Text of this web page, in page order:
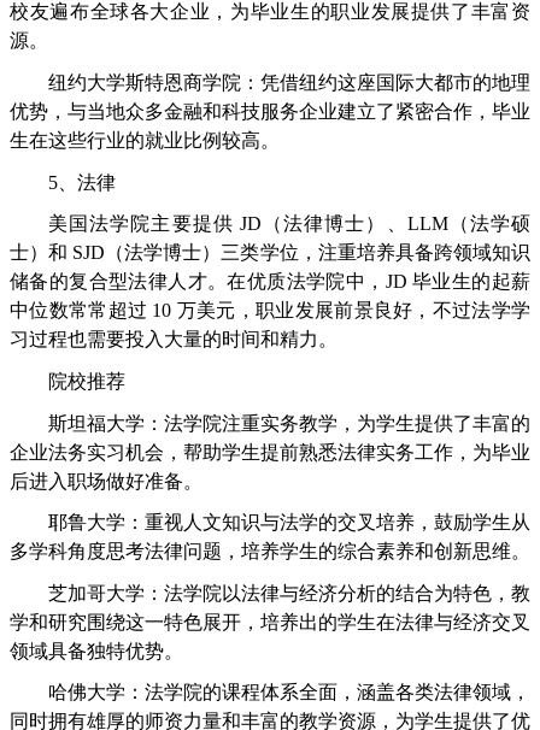
校友遍布全球各大企业，为毕业生的职业发展提供了丰富资
源。
纽约大学斯特恩商学院：凭借纽约这座国际大都市的地理
优势，与当地众多金融和科技服务企业建立了紧密合作，毕业
生在这些行业的就业比例较高。
5、法律
美国法学院主要提供 JD（法律博士）、LLM（法学硕
士）和 SJD（法学博士）三类学位，注重培养具备跨领域知识
储备的复合型法律人才。在优质法学院中，JD 毕业生的起薪
中位数常常超过 10 万美元，职业发展前景良好，不过法学学
习过程也需要投入大量的时间和精力。
院校推荐
斯坦福大学：法学院注重实务教学，为学生提供了丰富的
企业法务实习机会，帮助学生提前熟悉法律实务工作，为毕业
后进入职场做好准备。
耶鲁大学：重视人文知识与法学的交叉培养，鼓励学生从
多学科角度思考法律问题，培养学生的综合素养和创新思维。
芝加哥大学：法学院以法律与经济分析的结合为特色，教
学和研究围绕这一特色展开，培养出的学生在法律与经济交叉
领域具备独特优势。
哈佛大学：法学院的课程体系全面，涵盖各类法律领域，
同时拥有雄厚的师资力量和丰富的教学资源，为学生提供了优